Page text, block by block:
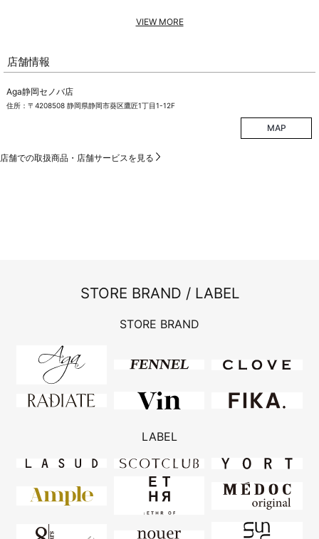
VIEW MORE
店舗情報
Aga静岡セノバ店
住所：〒4208508 静岡県静岡市葵区鷹匠1丁目1-12F
MAP
店舗での取扱商品・店舗サービスを見る
STORE BRAND / LABEL
STORE BRAND
LABEL